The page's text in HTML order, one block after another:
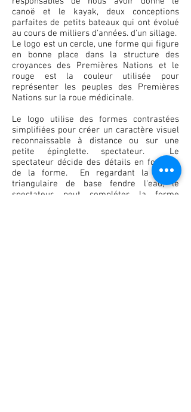
canoë et le kayak, deux conceptions
parfaites de petits bateaux qui ont évolué
au cours de milliers d'années. d'un sillage.
Le logo est un cercle, une forme qui figure
en bonne place dans la structure des
croyances des Premières Nations et le
rouge est la couleur utilisée pour
représenter les peuples des Premières
Nations sur la roue médicinale.
Le logo utilise des formes contrastées
simplifiées pour créer un caractère visuel
reconnaissable à distance ou sur une
petite épinglette. spectateur. Le
spectateur décide des détails en fonction
de la forme. En regardant la forme
triangulaire de base fendre l'eau, le
spectateur peut compléter la forme